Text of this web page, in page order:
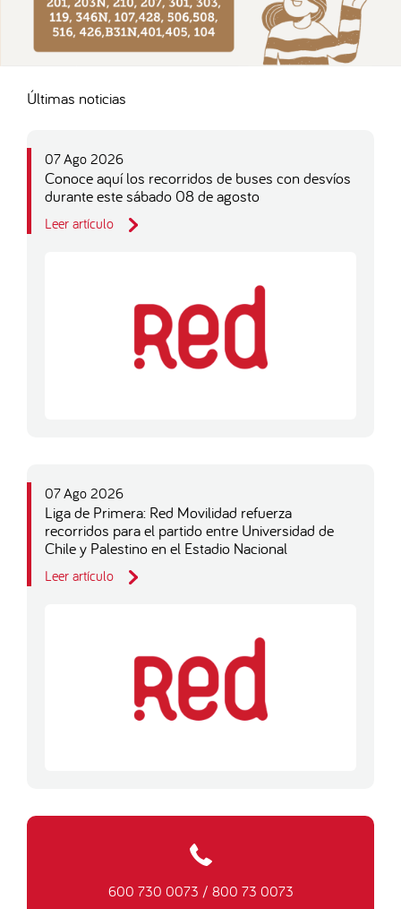
Últimas noticias
07 Ago 2026
Conoce aquí los recorridos de buses con desvíos
durante este sábado 08 de agosto
Leer artículo
07 Ago 2026
Liga de Primera: Red Movilidad refuerza
recorridos para el partido entre Universidad de
Chile y Palestino en el Estadio Nacional
Leer artículo
600 730 0073 / 800 73 0073